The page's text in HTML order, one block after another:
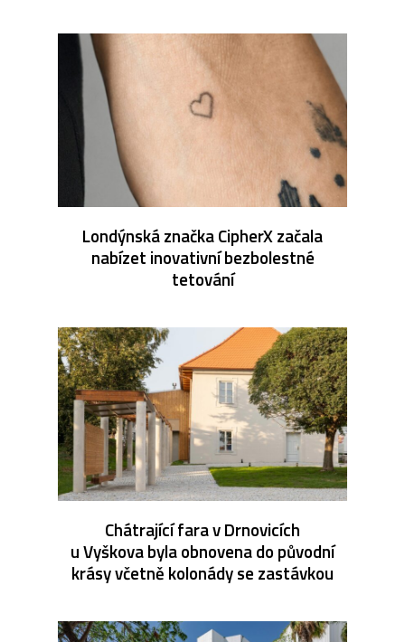
Londýnská značka CipherX začala
nabízet inovativní bezbolestné
tetování
Chátrající fara v Drnovicích
u Vyškova byla obnovena do původní
krásy včetně kolonády se zastávkou